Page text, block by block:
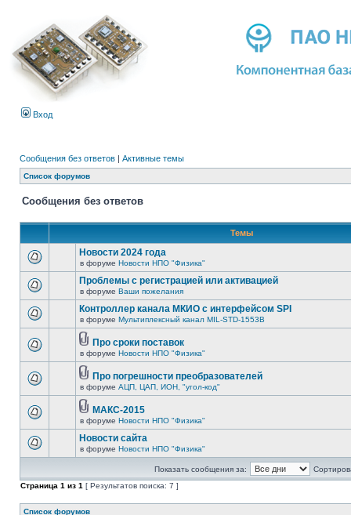
Вход
Сообщения без ответов | Активные темы
Список форумов
Сообщения без ответов
Темы
Новости 2024 года
в форуме Новости НПО "Физика"
Проблемы с регистрацией или активацией
в форуме Ваши пожелания
Контроллер канала МКИО с интерфейсом SPI
в форуме Мультиплексный канал MIL-STD-1553B
Про сроки поставок
в форуме Новости НПО "Физика"
Про погрешности преобразователей
в форуме АЦП, ЦАП, ИОН, "угол-код"
МАКС-2015
в форуме Новости НПО "Физика"
Новости сайта
в форуме Новости НПО "Физика"
Показать сообщения за:
Страница 1 из 1 [ Результатов поиска: 7 ]
Список форумов